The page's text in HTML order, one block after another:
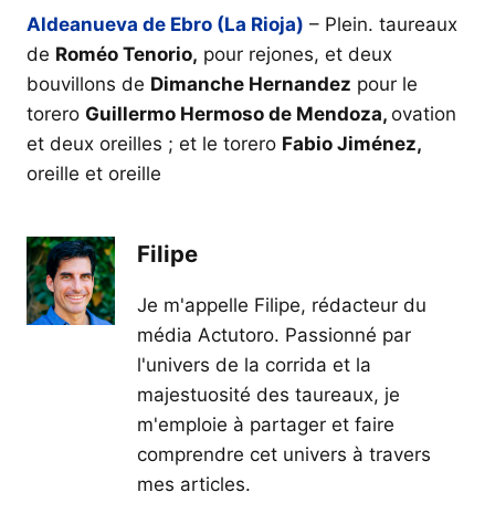
Aldeanueva de Ebro (La Rioja) – Plein. taureaux
de Roméo Tenorio, pour rejones, et deux
bouvillons de Dimanche Hernandez pour le
torero Guillermo Hermoso de Mendoza, ovation
et deux oreilles ; et le torero Fabio Jiménez,
oreille et oreille
Filipe
Je m'appelle Filipe, rédacteur du
média Actutoro. Passionné par
l'univers de la corrida et la
majestuosité des taureaux, je
m'emploie à partager et faire
comprendre cet univers à travers
mes articles.